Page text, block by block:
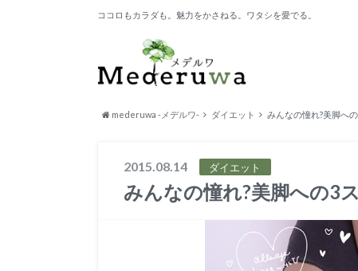
ココロもカラダも。魅力をかさねる。ワタシを愛でる。
mederuwa -メデルワ- ダイエット みんなの憧れ?美脚へ
2015.08.14 ダイエット
みんなの憧れ?美脚への3